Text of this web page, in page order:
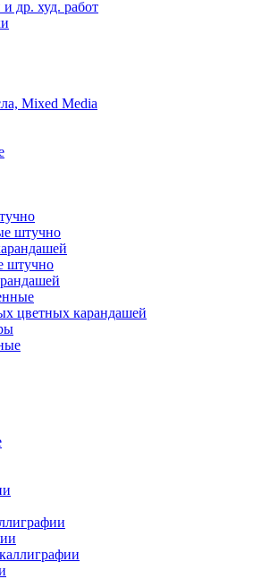
др. худ. работ
Mixed Media
штучно
штучно
цветных карандашей